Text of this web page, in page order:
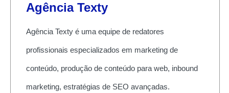
Agência Texty
Agência Texty é uma equipe de redatores
profissionais especializados em marketing de
conteúdo, produção de conteúdo para web, inbound
marketing, estratégias de SEO avançadas.